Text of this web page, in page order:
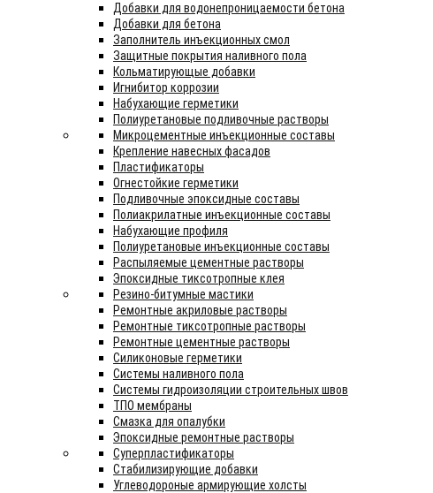
Добавки для водонепроницаемости бетона
Добавки для бетона
Заполнитель инъекционных смол
Защитные покрытия наливного пола
Кольматирующые добавки
Игнибитор коррозии
Набухающие герметики
Полиуретановые подливочные растворы
Микроцементные инъекционные составы
Крепление навесных фасадов
Пластификаторы
Огнестойкие герметики
Подливочные эпоксидные составы
Полиакрилатные инъекционные составы
Набухающие профиля
Полиуретановые инъекционные составы
Распыляемые цементные растворы
Эпоксидные тиксотропные клея
Резино-битумные мастики
Ремонтные акриловые растворы
Ремонтные тиксотропные растворы
Ремонтные цементные растворы
Силиконовые герметики
Системы наливного пола
Системы гидроизоляции строительных швов
ТПО мембраны
Смазка для опалубки
Эпоксидные ремонтные растворы
Суперпластификаторы
Стабилизирующие добавки
Углеводороные армирующие холсты